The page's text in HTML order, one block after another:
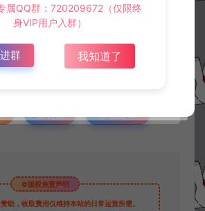
30 星钻，请先
打赏 点赞 (2)
©版权免责声明
助，收取费用仅维持本站的日常运营所需。
属QQ群：720209672（仅限终
身VIP用户入群）
群 我知道了